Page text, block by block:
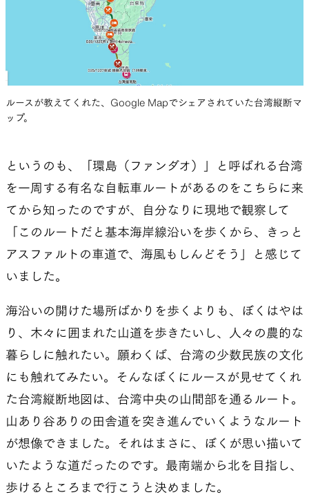
ルースが教えてくれた、Google Mapでシェアされていた台湾縦断マ
ップ。
というのも、「環島（ファンダオ）」と呼ばれる台湾
を一周する有名な自転車ルートがあるのをこちらに来
てから知ったのですが、自分なりに現地で観察して
「このルートだと基本海岸線沿いを歩くから、きっと
アスファルトの車道で、海風もしんどそう」と感じて
いました。
海沿いの開けた場所ばかりを歩くよりも、ぼくはやは
り、木々に囲まれた山道を歩きたいし、人々の農的な
暮らしに触れたい。願わくば、台湾の少数民族の文化
にも触れてみたい。そんなぼくにルースが見せてくれ
た台湾縦断地図は、台湾中央の山間部を通るルート。
山あり谷ありの田舎道を突き進んでいくようなルート
が想像できました。それはまさに、ぼくが思い描いて
いたような道だったのです。最南端から北を目指し、
歩けるところまで行こうと決めました。